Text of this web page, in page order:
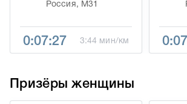
Россия, М31
0:07:27 3:44 мин/км
Призёры женщины